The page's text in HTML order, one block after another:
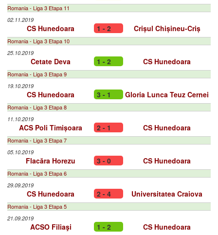
Romania - Liga 3 Etapa 11
02.11.2019
CS Hunedoara 1 - 2 Crișul Chișineu-Criș
Romania - Liga 3 Etapa 10
25.10.2019
Cetate Deva 1 - 2 CS Hunedoara
Romania - Liga 3 Etapa 9
19.10.2019
CS Hunedoara 3 - 1 Gloria Lunca Teuz Cernei
Romania - Liga 3 Etapa 8
11.10.2019
ACS Poli Timișoara 2 - 1 CS Hunedoara
Romania - Liga 3 Etapa 7
05.10.2019
Flacăra Horezu 3 - 0 CS Hunedoara
Romania - Liga 3 Etapa 6
29.09.2019
CS Hunedoara 2 - 4 Universitatea Craiova
Romania - Liga 3 Etapa 5
21.09.2019
ACSO Filiaşi 1 - 2 CS Hunedoara